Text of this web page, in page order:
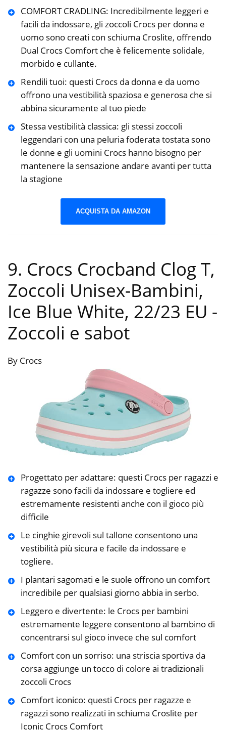
COMFORT CRADLING: Incredibilmente leggeri e
facili da indossare, gli zoccoli Crocs per donna e
uomo sono creati con schiuma Croslite, offrendo
Dual Crocs Comfort che è felicemente solidale,
morbido e cullante.
Rendili tuoi: questi Crocs da donna e da uomo
offrono una vestibilità spaziosa e generosa che si
abbina sicuramente al tuo piede
Stessa vestibilità classica: gli stessi zoccoli
leggendari con una peluria foderata tostata sono
le donne e gli uomini Crocs hanno bisogno per
mantenere la sensazione andare avanti per tutta
la stagione
ACQUISTA DA AMAZON
9. Crocs Crocband Clog T,
Zoccoli Unisex-Bambini,
Ice Blue White, 22/23 EU -
Zoccoli e sabot
By Crocs
Progettato per adattare: questi Crocs per ragazzi e
ragazze sono facili da indossare e togliere ed
estremamente resistenti anche con il gioco più
difficile
Le cinghie girevoli sul tallone consentono una
vestibilità più sicura e facile da indossare e
togliere.
I plantari sagomati e le suole offrono un comfort
incredibile per qualsiasi giorno abbia in serbo.
Leggero e divertente: le Crocs per bambini
estremamente leggere consentono al bambino di
concentrarsi sul gioco invece che sul comfort
Comfort con un sorriso: una striscia sportiva da
corsa aggiunge un tocco di colore ai tradizionali
zoccoli Crocs
Comfort iconico: questi Crocs per ragazze e
ragazzi sono realizzati in schiuma Croslite per
Iconic Crocs Comfort